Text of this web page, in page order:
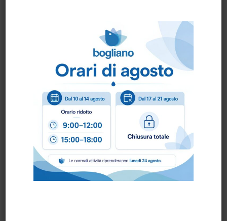
Come ordinare?
Puoi ordinare chiamando al0172 478161
oppure
scrivendo una mail a info@bogliano.it.
Per ogni informazione siamo a disposizione.